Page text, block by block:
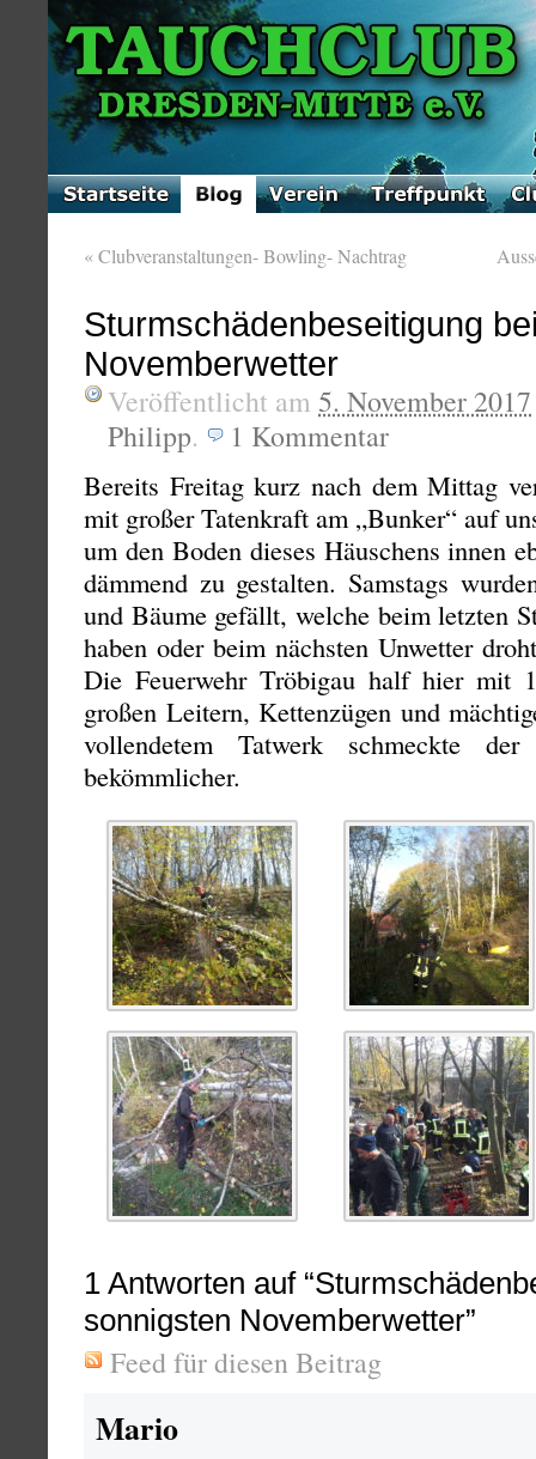
«Clubveranstaltungen- Bowling- Nachtrag
Sturmschädenbeseitigung
Novemberwetter
Veröffentlicht am 5. November 2017
Philipp. 1 Kommentar
Bereits Freitag kurz nach dem Mittag
mit großer Tatenkraft am „Bunker“ auf
um den Boden dieses Häuschens innen
dämmend zu gestalten. Samstags
und Bäume gefällt, welche beim letzten
haben oder beim nächsten Unwetter
Die Feuerwehr Tröbigau half hier mit
großen Leitern, Kettenzügen und
vollendetem Tatwerk schmeckte der
bekömmlicher.
1 Antworten auf
sonnigsten Novemberwetter”
Feed für diesen Beitrag
Mario